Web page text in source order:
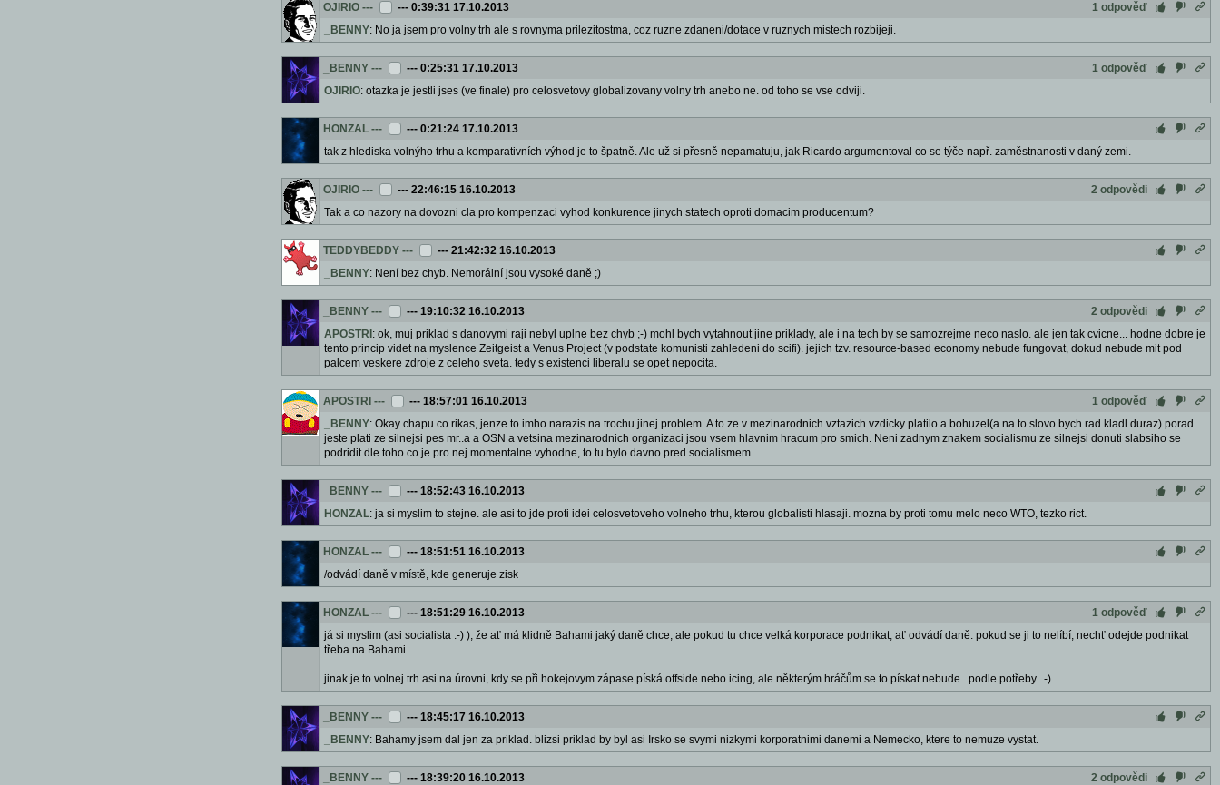
OJIRIO --- --- 0:39:31 17.10.2013
1 odpověď
_BENNY: No ja jsem pro volny trh ale s rovnyma prilezitostma, coz ruzne zdaneni/dotace v ruznych mistech rozbijeji.
_BENNY --- --- 0:25:31 17.10.2013
1 odpověď
OJIRIO: otazka je jestli jses (ve finale) pro celosvetovy globalizovany volny trh anebo ne. od toho se vse odviji.
HONZAL --- --- 0:21:24 17.10.2013
tak z hlediska volnýho trhu a komparativních výhod je to špatně. Ale už si přesně nepamatuju, jak Ricardo argumentoval co se týče např. zaměstnanosti v daný zemi.
OJIRIO --- --- 22:46:15 16.10.2013
2 odpovědi
Tak a co nazory na dovozni cla pro kompenzaci vyhod konkurence jinych statech oproti domacim producentum?
TEDDYBEDDY --- --- 21:42:32 16.10.2013
_BENNY: Není bez chyb. Nemorální jsou vysoké daně ;)
_BENNY --- --- 19:10:32 16.10.2013
2 odpovědi
APOSTRI : ok, muj priklad s danovymi raji nebyl uplne bez chyb ;-) mohl bych vytahnout jine priklady, ale i na tech by se samozrejme neco naslo. ale jen tak cvicne... hodne dobre je
tento princip videt na myslence Zeitgeist a Venus Project (v podstate komunisti zahledeni do scifi). jejich tzv. resource-based economy nebude fungovat, dokud nebude mit pod
palcem veskere zdroje z celeho sveta. tedy s existenci liberalu se opet nepocita.
APOSTRI --- --- 18:57:01 16.10.2013
1 odpověď
_BENNY: Okay chapu co rikas, jenze to imho narazis na trochu jinej problem. A to ze v mezinarodnich vztazich vzdicky platilo a bohuzel(a na to slovo bych rad kladl duraz) porad
jeste plati ze silnejsi pes mr..a a OSN a vetsina mezinarodnich organizaci jsou vsem hlavnim hracum pro smich. Neni zadnym znakem socialismu ze silnejsi donuti slabsiho se
podridit dle toho co je pro nej momentalne vyhodne, to tu bylo davno pred socialismem.
_BENNY --- --- 18:52:43 16.10.2013
HONZAL: ja si myslim to stejne. ale asi to jde proti idei celosvetoveho volneho trhu, kterou globalisti hlasaji. mozna by proti tomu melo neco WTO, tezko rict.
HONZAL --- --- 18:51:51 16.10.2013
/odvádí daně v místě, kde generuje zisk
HONZAL --- --- 18:51:29 16.10.2013
1 odpověď
já si myslim (asi socialista :-) ), že ať má klidně Bahami jaký daně chce, ale pokud tu chce velká korporace podnikat, ať odvádí daně. pokud se ji to nelíbí, nechť odejde podnikat
třeba na Bahami.
jinak je to volnej trh asi na úrovni, kdy se při hokejovym zápase píská offside nebo icing, ale některým hráčům se to pískat nebude...podle potřeby. .-)
_BENNY --- --- 18:45:17 16.10.2013
_BENNY: Bahamy jsem dal jen za priklad. blizsi priklad by byl asi Irsko se svymi nizkymi korporatnimi danemi a Nemecko, ktere to nemuze vystat.
_BENNY --- --- 18:39:20 16.10.2013 2 odpovědi